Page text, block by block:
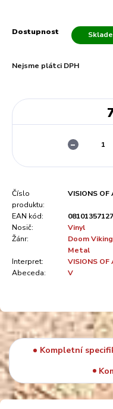
Dostupnost
Nejsme plátci DPH
Číslo
produktu:
VISIONS
EAN kód:
Nosič:
Vinyl
Žánr:
Doom
Metal
Interpret:
VISIONS
Abeceda:
V
Kompletní